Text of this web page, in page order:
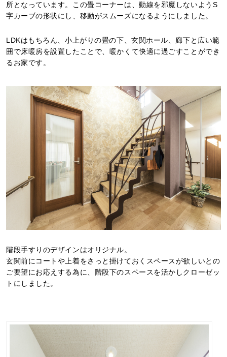
所となっています。この畳コーナーは、動線を邪魔しないようS
字カーブの形状にし、移動がスムーズになるようにしました。
LDKはもちろん、小上がりの畳の下、玄関ホール、廊下と広い範
囲で床暖房を設置したことで、暖かくて快適に過ごすことができ
るお家です。
階段手すりのデザインはオリジナル。
玄関前にコートや上着をさっと掛けておくスペースが欲しいとの
ご要望にお応えする為に、階段下のスペースを活かしクローゼッ
トにしました。